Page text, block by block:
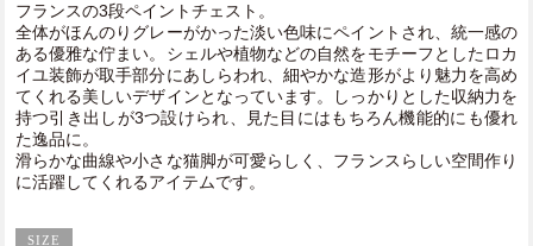
フランスの3段ペイントチェスト。
全体がほんのりグレーがかった淡い色味にペイントされ、統一感の
ある優雅な佇まい。シェルや植物などの自然をモチーフとしたロカ
イユ装飾が取手部分にあしらわれ、細やかな造形がより魅力を高め
てくれる美しいデザインとなっています。しっかりとした収納力を
持つ引き出しが3つ設けられ、見た目にはもちろん機能的にも優れ
た逸品に。
滑らかな曲線や小さな猫脚が可愛らしく、フランスらしい空間作り
に活躍してくれるアイテムです。